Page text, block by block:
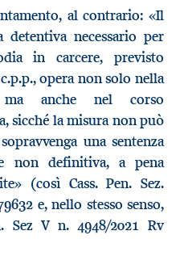
al contrario: «Il
necessario per
in carcere, previsto
opera non solo nella
anche nel corso
sicché la misura non può
una sentenza
non definitiva, a pena
(così Cass. Pen. Sez.
e, nello stesso senso,
Sez V n. 4948/2021 Rv